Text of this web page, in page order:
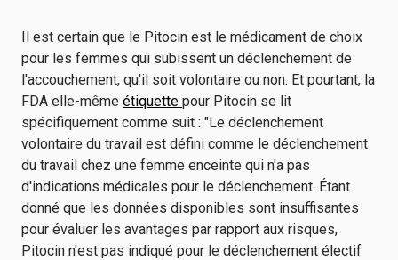
Il est certain que le Pitocin est le médicament de choix
pour les femmes qui subissent un déclenchement de
l'accouchement, qu'il soit volontaire ou non. Et pourtant, la
FDA elle-même étiquette pour Pitocin se lit
spécifiquement comme suit : "Le déclenchement
volontaire du travail est défini comme le déclenchement
du travail chez une femme enceinte qui n'a pas
d'indications médicales pour le déclenchement. Étant
donné que les données disponibles sont insuffisantes
pour évaluer les avantages par rapport aux risques,
Pitocin n'est pas indiqué pour le déclenchement électif